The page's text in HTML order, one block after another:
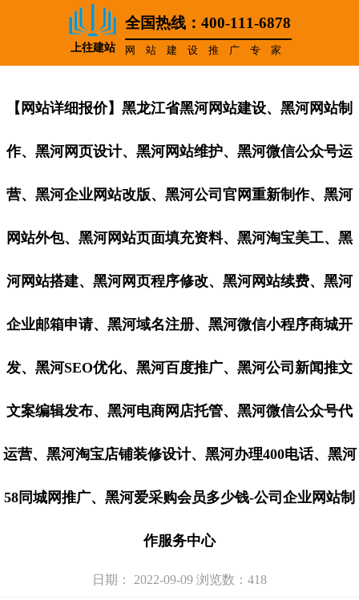
上往建站
全国热线：400-111-6878
网站建设推广专家
【网站详细报价】黑龙江省黑河网站建设、黑河网站制
作、黑河网页设计、黑河网站维护、黑河微信公众号运
营、黑河企业网站改版、黑河公司官网重新制作、黑河
网站外包、黑河网站页面填充资料、黑河淘宝美工、黑
河网站搭建、黑河网页程序修改、黑河网站续费、黑河
企业邮箱申请、黑河域名注册、黑河微信小程序商城开
发、黑河SEO优化、黑河百度推广、黑河公司新闻推文
文案编辑发布、黑河电商网店托管、黑河微信公众号代
运营、黑河淘宝店铺装修设计、黑河办理400电话、黑河
58同城网推广、黑河爱采购会员多少钱-公司企业网站制
作服务中心
日期： 2022-09-09 浏览数：418